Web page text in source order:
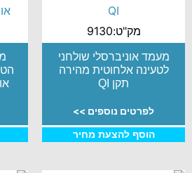
מק"ט:9130
מעמד אוניברסלי שולחני
לטעינה אלחוטית מהירה
תקן QI
לפרטים נוספים >>
הוסף להצעת מחיר